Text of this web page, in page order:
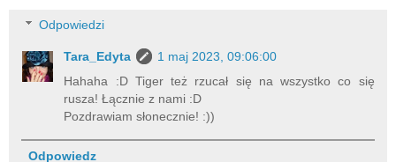
Odpowiedzi
Tara_Edyta
1 maj 2023, 09:06:00
Hahaha :D Tiger też rzucał się na wszystko co się
rusza! Łącznie z nami :D
Pozdrawiam słonecznie! :))
Odpowiedz